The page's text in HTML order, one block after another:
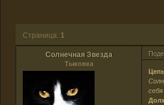
Страница: 1
Солнечная Звезда
Тыковка